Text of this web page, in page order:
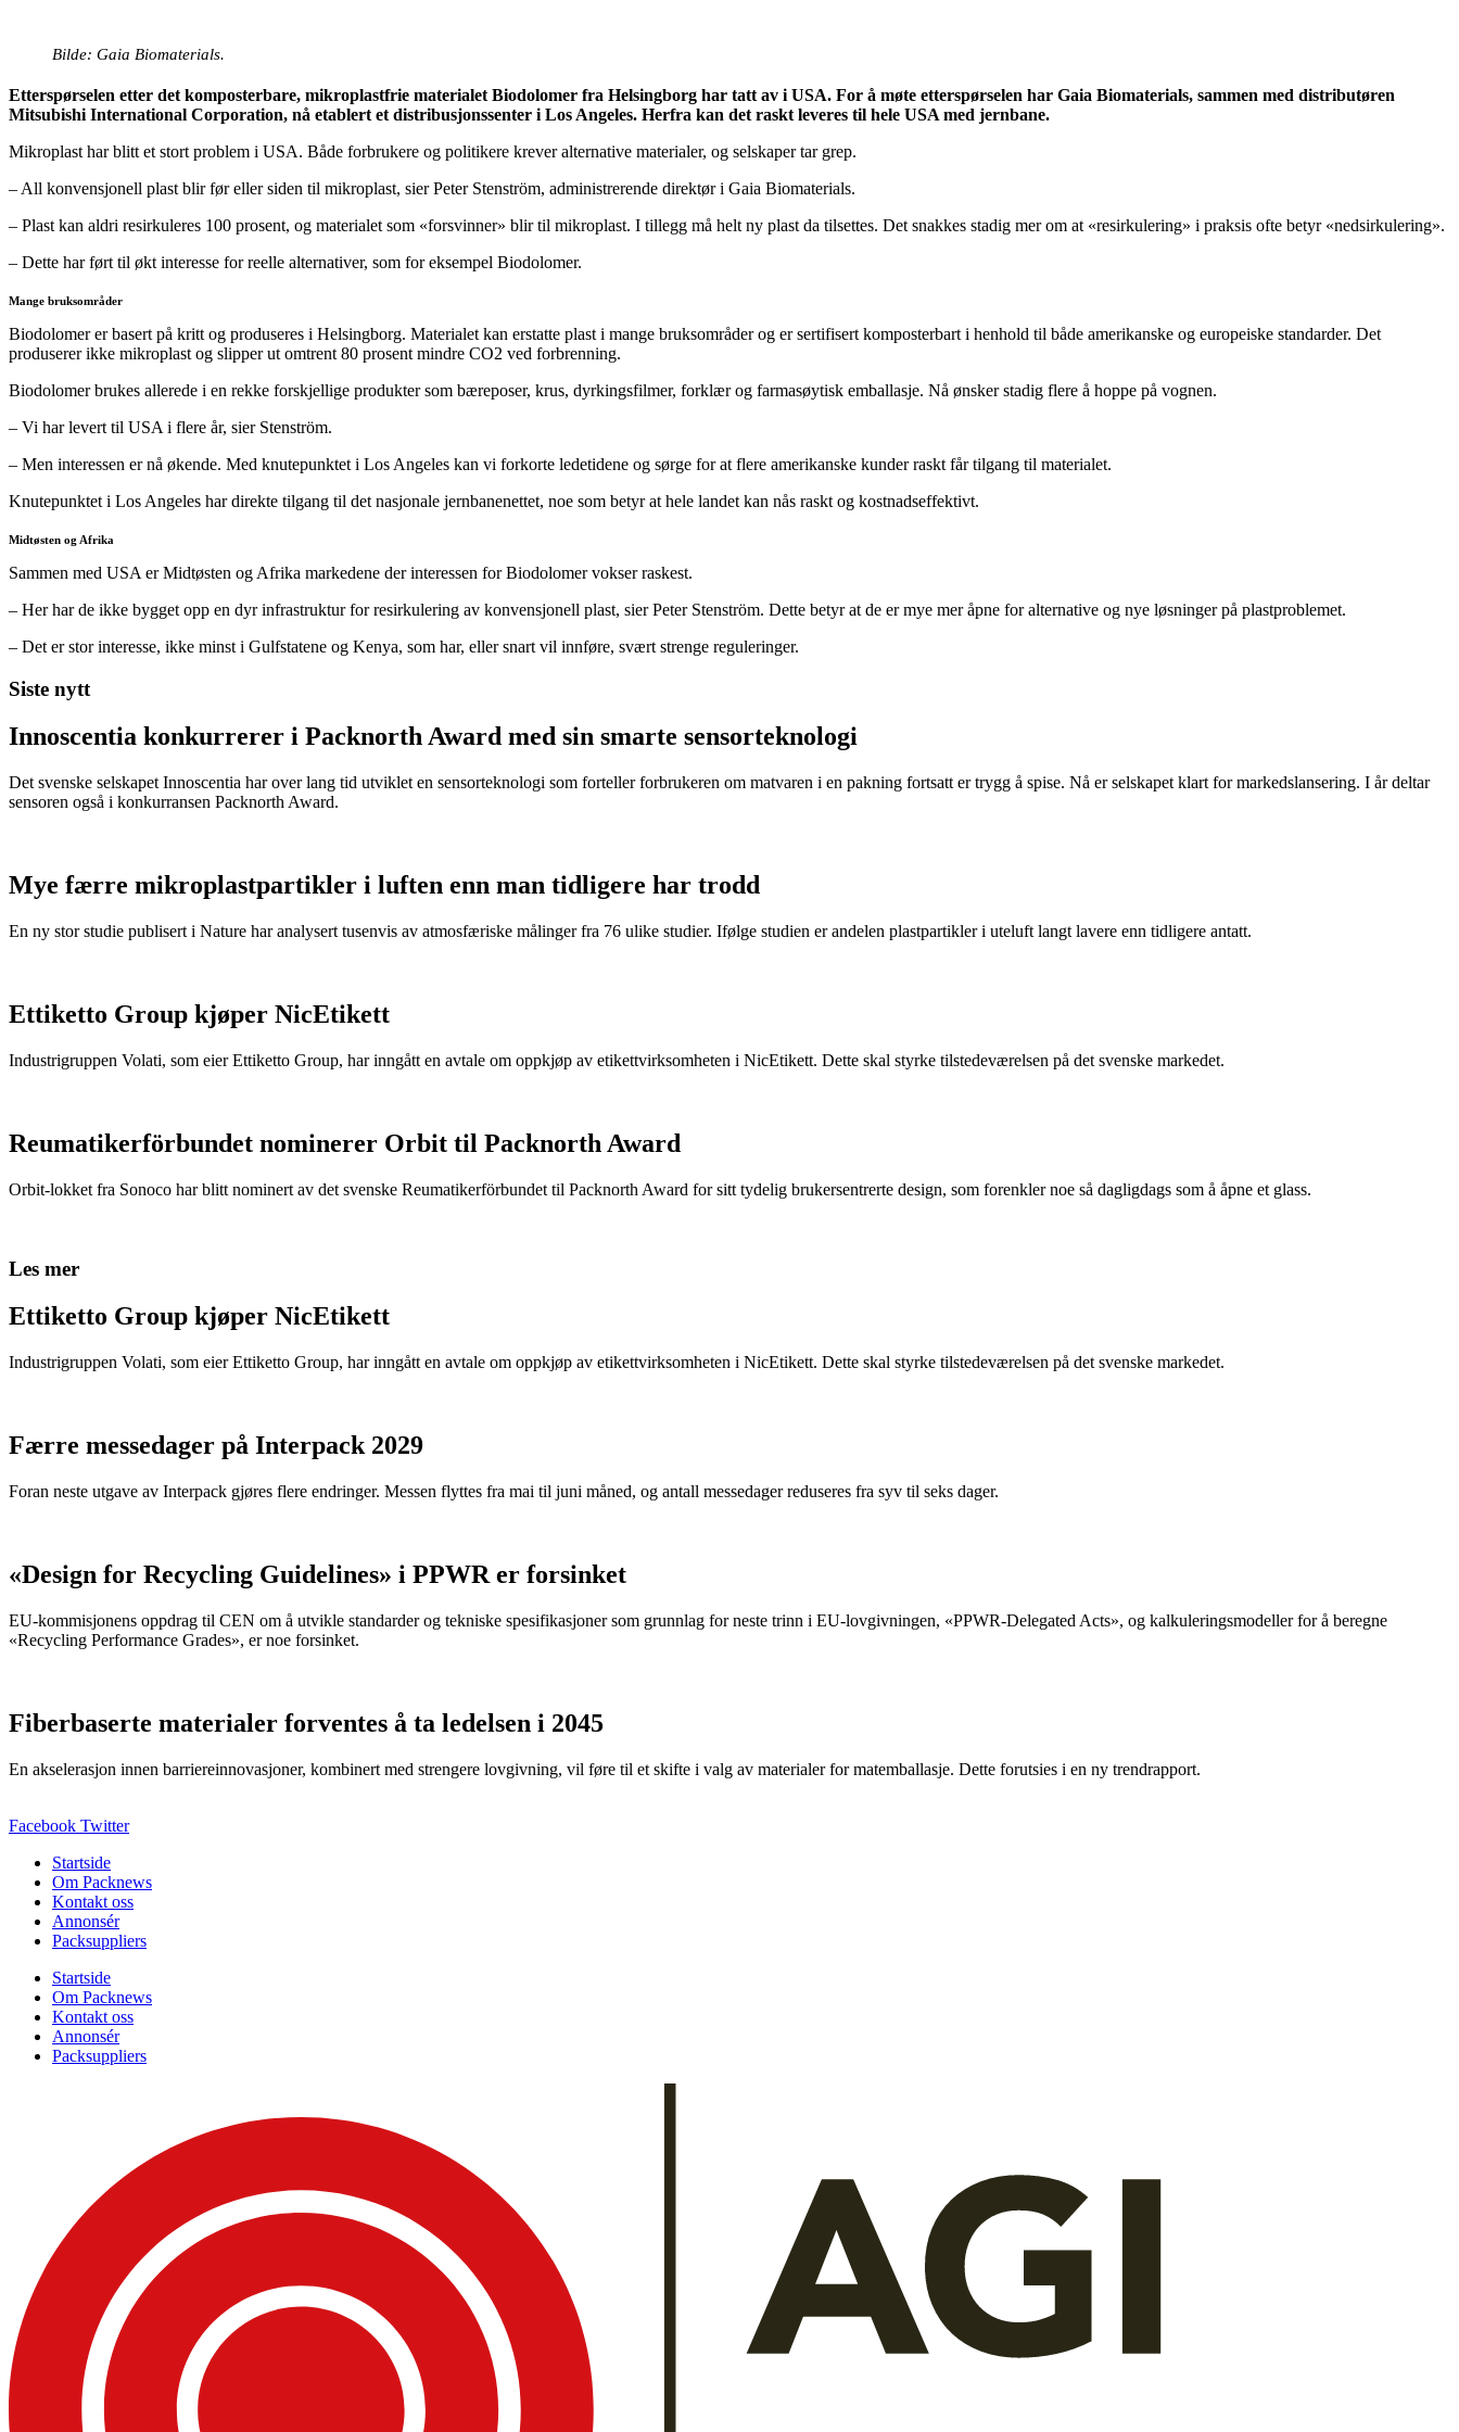
Bilde: Gaia Biomaterials.
Etterspørselen etter det komposterbare, mikroplastfrie materialet Biodolomer fra Helsingborg har tatt av i USA. For å møte etterspørselen har Gaia Biomaterials, sammen med distributøren
Mitsubishi International Corporation, nå etablert et distribusjonssenter i Los Angeles. Herfra kan det raskt leveres til hele USA med jernbane.
Mikroplast har blitt et stort problem i USA. Både forbrukere og politikere krever alternative materialer, og selskaper tar grep.
– All konvensjonell plast blir før eller siden til mikroplast, sier Peter Stenström, administrerende direktør i Gaia Biomaterials.
– Plast kan aldri resirkuleres 100 prosent, og materialet som «forsvinner» blir til mikroplast. I tillegg må helt ny plast da tilsettes. Det snakkes stadig mer om at «resirkulering» i praksis ofte betyr «nedsirkulering».
– Dette har ført til økt interesse for reelle alternativer, som for eksempel Biodolomer.
Mange bruksområder
Biodolomer er basert på kritt og produseres i Helsingborg. Materialet kan erstatte plast i mange bruksområder og er sertifisert komposterbart i henhold til både amerikanske og europeiske standarder. Det
produserer ikke mikroplast og slipper ut omtrent 80 prosent mindre CO2 ved forbrenning.
Biodolomer brukes allerede i en rekke forskjellige produkter som bæreposer, krus, dyrkingsfilmer, forklær og farmasøytisk emballasje. Nå ønsker stadig flere å hoppe på vognen.
– Vi har levert til USA i flere år, sier Stenström.
– Men interessen er nå økende. Med knutepunktet i Los Angeles kan vi forkorte ledetidene og sørge for at flere amerikanske kunder raskt får tilgang til materialet.
Knutepunktet i Los Angeles har direkte tilgang til det nasjonale jernbanenettet, noe som betyr at hele landet kan nås raskt og kostnadseffektivt.
Midtøsten og Afrika
Sammen med USA er Midtøsten og Afrika markedene der interessen for Biodolomer vokser raskest.
– Her har de ikke bygget opp en dyr infrastruktur for resirkulering av konvensjonell plast, sier Peter Stenström. Dette betyr at de er mye mer åpne for alternative og nye løsninger på plastproblemet.
– Det er stor interesse, ikke minst i Gulfstatene og Kenya, som har, eller snart vil innføre, svært strenge reguleringer.
Siste nytt
Innoscentia konkurrerer i Packnorth Award med sin smarte sensorteknologi
Det svenske selskapet Innoscentia har over lang tid utviklet en sensorteknologi som forteller forbrukeren om matvaren i en pakning fortsatt er trygg å spise. Nå er selskapet klart for markedslansering. I år deltar
sensoren også i konkurransen Packnorth Award.
Mye færre mikroplastpartikler i luften enn man tidligere har trodd
En ny stor studie publisert i Nature har analysert tusenvis av atmosfæriske målinger fra 76 ulike studier. Ifølge studien er andelen plastpartikler i uteluft langt lavere enn tidligere antatt.
Ettiketto Group kjøper NicEtikett
Industrigruppen Volati, som eier Ettiketto Group, har inngått en avtale om oppkjøp av etikettvirksomheten i NicEtikett. Dette skal styrke tilstedeværelsen på det svenske markedet.
Reumatikerförbundet nominerer Orbit til Packnorth Award
Orbit-lokket fra Sonoco har blitt nominert av det svenske Reumatikerförbundet til Packnorth Award for sitt tydelig brukersentrerte design, som forenkler noe så dagligdags som å åpne et glass.
Les mer
Ettiketto Group kjøper NicEtikett
Industrigruppen Volati, som eier Ettiketto Group, har inngått en avtale om oppkjøp av etikettvirksomheten i NicEtikett. Dette skal styrke tilstedeværelsen på det svenske markedet.
Færre messedager på Interpack 2029
Foran neste utgave av Interpack gjøres flere endringer. Messen flyttes fra mai til juni måned, og antall messedager reduseres fra syv til seks dager.
«Design for Recycling Guidelines» i PPWR er forsinket
EU-kommisjonens oppdrag til CEN om å utvikle standarder og tekniske spesifikasjoner som grunnlag for neste trinn i EU-lovgivningen, «PPWR-Delegated Acts», og kalkuleringsmodeller for å beregne
«Recycling Performance Grades», er noe forsinket.
Fiberbaserte materialer forventes å ta ledelsen i 2045
En akselerasjon innen barriereinnovasjoner, kombinert med strengere lovgivning, vil føre til et skifte i valg av materialer for matemballasje. Dette forutsies i en ny trendrapport.
Facebook Twitter
Startside
Om Packnews
Kontakt oss
Annonsér
Packsuppliers
Startside
Om Packnews
Kontakt oss
Annonsér
Packsuppliers